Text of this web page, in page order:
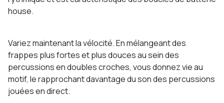
house.
Variez maintenant la vélocité. En mélangeant des
frappes plus fortes et plus douces au sein des
percussions en doubles croches, vous donnez vie au
motif, le rapprochant davantage du son des percussions
jouées en direct.